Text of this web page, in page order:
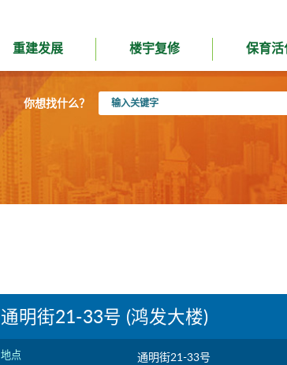
重建发展 楼宇复修 保育活
你想找什么？
入
通明街21-33号 (鸿发大楼)
地点 通明街21-33号